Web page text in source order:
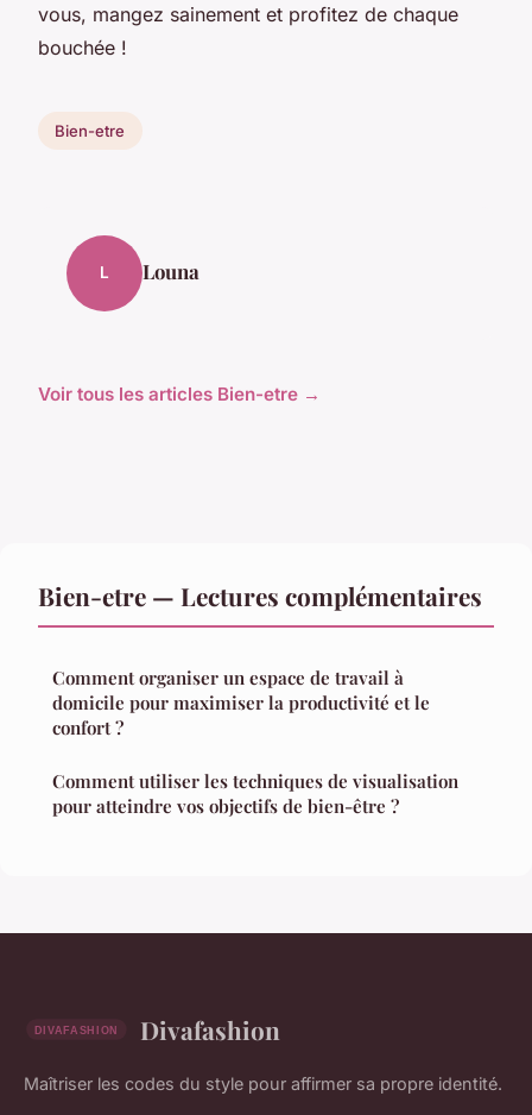
vous, mangez sainement et profitez de chaque
bouchée !
Bien-etre
L Louna
Voir tous les articles Bien-etre →
Bien-etre — Lectures complémentaires
Comment organiser un espace de travail à
domicile pour maximiser la productivité et le
confort ?
Comment utiliser les techniques de visualisation
pour atteindre vos objectifs de bien-être ?
Divafashion
Maîtriser les codes du style pour affirmer sa propre identité.